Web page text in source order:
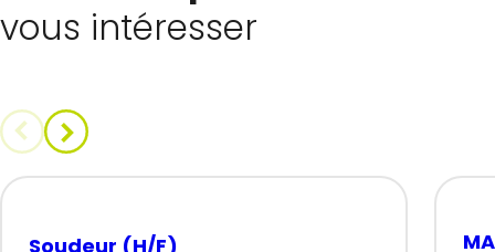
vous intéresser
Soudeur (H/F)